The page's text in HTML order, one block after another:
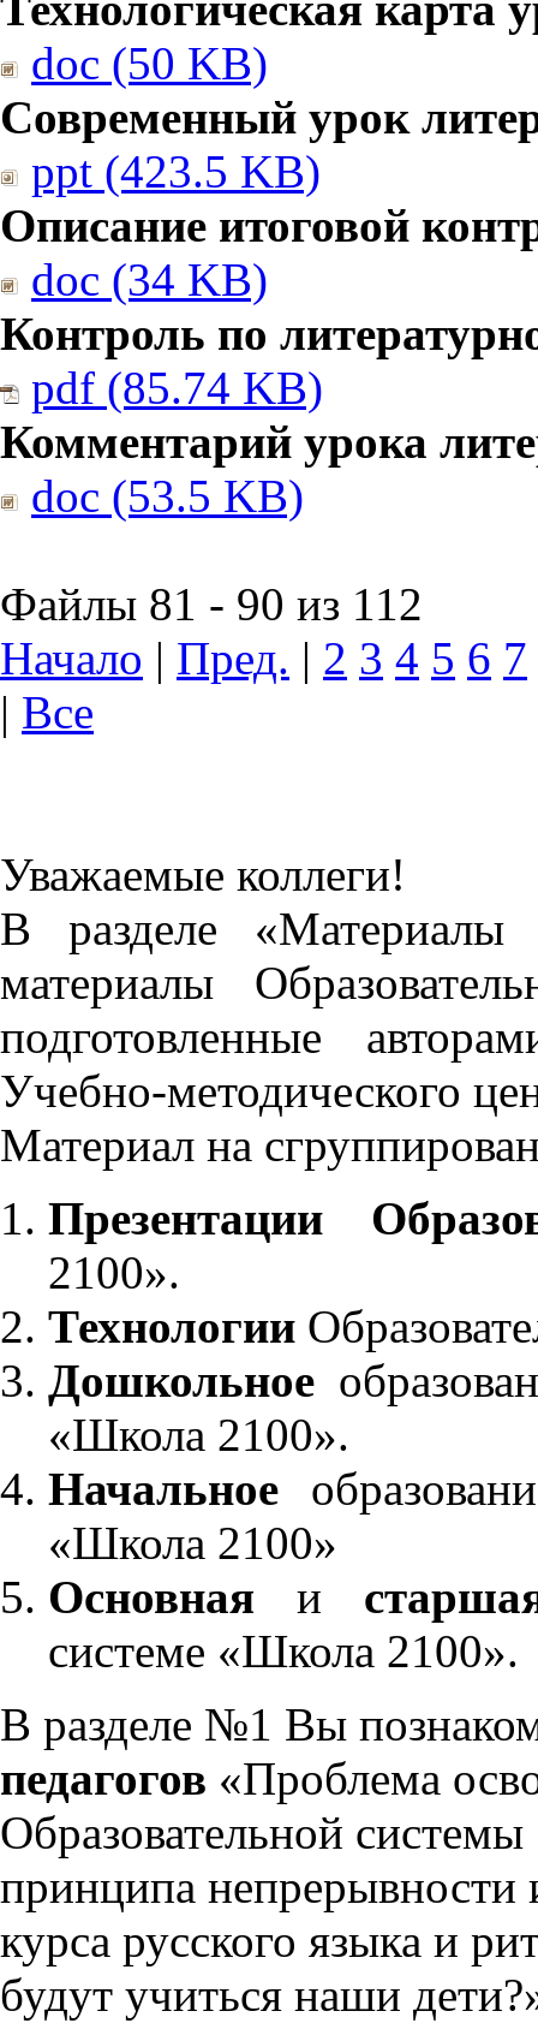
doc (50 KB)
Современный урок
ppt (423.5 KB)
Описание итоговой
doc (34 KB)
Контроль по
pdf (85.74 KB)
Комментарий урока
doc (53.5 KB)
Файлы 81 - 90 из 112
Начало | Пред. | 2 3 4 5 6 7
| Все
Уважаемые коллеги!
В разделе «Материалы
материалы
подготовленные
Учебно-методического
Материал на
Презентации
2100».
Технологии
Дошкольное
«Школа 2100».
Начальное
«Школа 2100»
Основнаяи
системе «Школа 2100».
В разделе №1 Вы
педагогов «Проблема
Образовательной
принципа непрерывности
курса русского языка и
будут учиться наши